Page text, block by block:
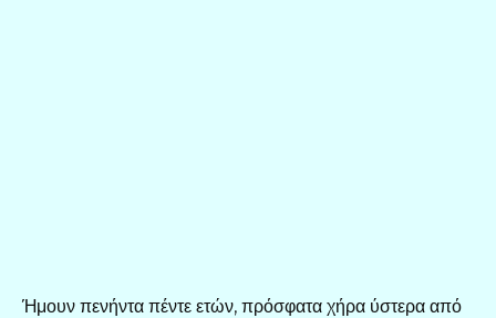
Ήμουν πενήντα πέντε ετών, πρόσφατα χήρα ύστερα από